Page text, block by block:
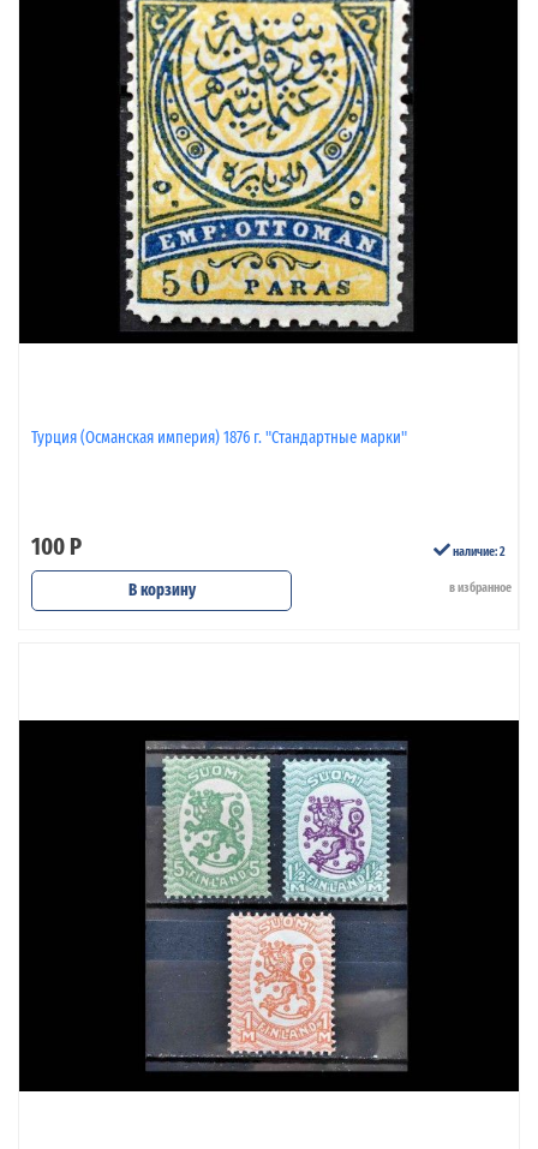
Турция (Османская империя) 1876 г. "Стандартные марки"
100 Р наличие: 2
В корзину в избранное